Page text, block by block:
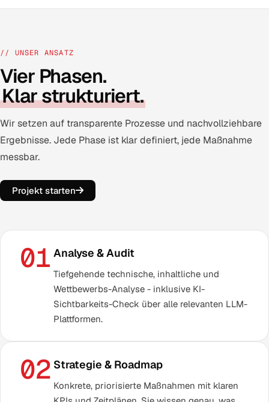
// UNSER ANSATZ
Vier Phasen.
Klar strukturiert.
Wir setzen auf transparente Prozesse und nachvollziehbare
Ergebnisse. Jede Phase ist klar definiert, jede Maßnahme
messbar.
Projekt starten
01 Analyse & Audit
Tiefgehende technische, inhaltliche und
Wettbewerbs-Analyse - inklusive KI-
Sichtbarkeits-Check über alle relevanten LLM-
Plattformen.
02 Strategie & Roadmap
Konkrete, priorisierte Maßnahmen mit klaren